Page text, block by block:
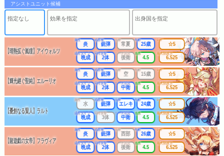
アシストユニット候補
指定なし 効果を指定 出身国を指定
【晴熱拡ぐ嵐瞳】アイウォルツ
属性
炎
武器種
銃弾
出身
常夏
年齢
25歳
成長タイプ
晩成
同時攻撃
2体
リーチ区分
後衛
連携
4.5
レア
☆5
最大防護力
6.525
【輝光継ぐ聖純】エルーリオ
属性
炎
武器種
銃弾
出身
空
年齢
15歳
成長タイプ
晩成
同時攻撃
2体
リーチ区分
中衛
連携
4.5
レア
☆5
最大防護力
6.525
【憂創なる賢人】ラルト
属性
水
武器種
銃弾
出身
エレキ
年齢
24歳
成長タイプ
晩成
同時攻撃
3体
リーチ区分
中衛
連携
4.5
レア
☆5
最大防護力
6.525
【賭遊戯の女帝】フラヴィア
属性
炎
武器種
銃弾
出身
西部
年齢
26歳
成長タイプ
晩成
同時攻撃
2体
リーチ区分
後衛
連携
4.5
レア
☆5
最大防護力
6.525